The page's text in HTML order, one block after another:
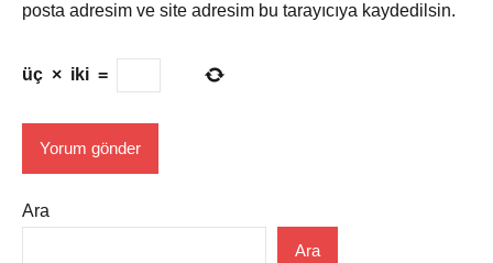
posta adresim ve site adresim bu tarayıcıya kaydedilsin.
üç × iki =
Ara
Ara